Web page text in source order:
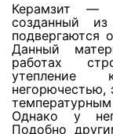
Откачка
Откачка
Керамзит —
созданный
подвергаются
Данный
работах
утепление
негорючестью,
Однако у
Подобно